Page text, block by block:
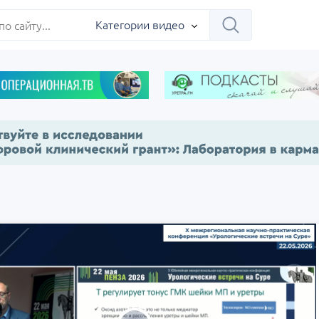
Москва
конференция «УроМикс»
Категории видео